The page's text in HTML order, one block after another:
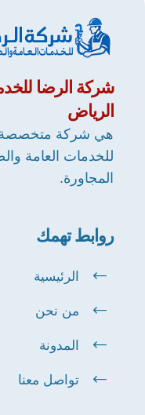
شركة الرضا
الرياض
هي شركة متخصصة
للخدمات العامة
المجاورة.
روابط تهمك
الرئيسية
من نحن
المدونة
تواصل معنا